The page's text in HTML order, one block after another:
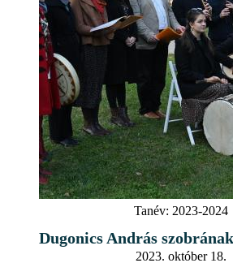
Tanév: 2023-2024
Dugonics András
2023. október 18.